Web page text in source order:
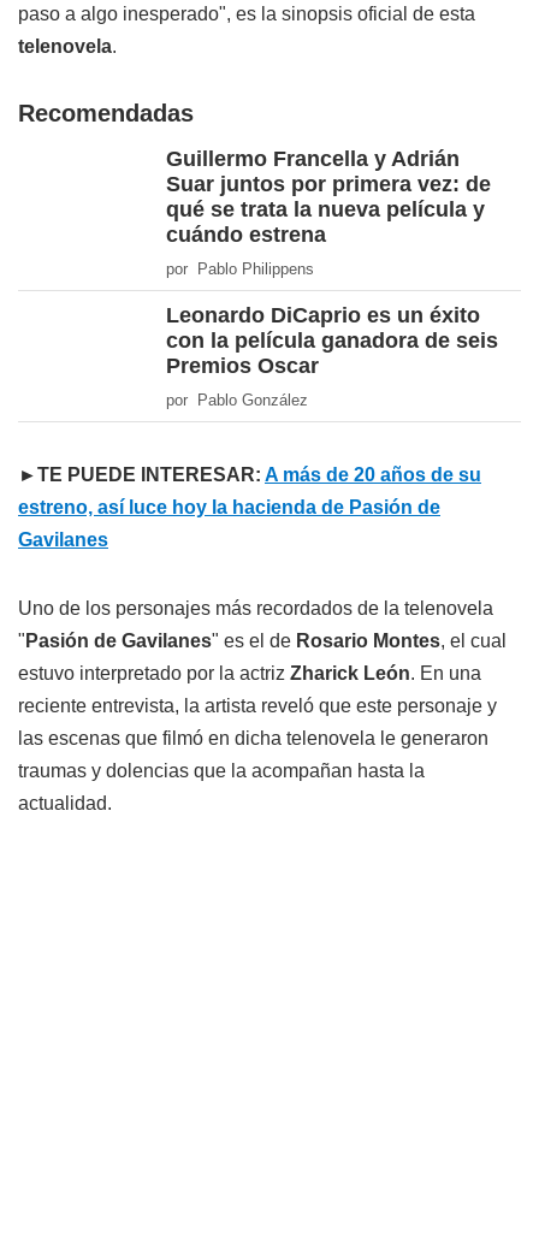
paso a algo inesperado", es la sinopsis oficial de esta
telenovela.
Recomendadas
Guillermo Francella y Adrián
Suar juntos por primera vez: de
qué se trata la nueva película y
cuándo estrena
por Pablo Philippens
Leonardo DiCaprio es un éxito
con la película ganadora de seis
Premios Oscar
por Pablo González
►TE PUEDE INTERESAR: A más de 20 años de su
estreno, así luce hoy la hacienda de Pasión de
Gavilanes
Uno de los personajes más recordados de la telenovela
" Pasión de Gavilanes" es el de Rosario Montes, el cual
estuvo interpretado por la actriz Zharick León. En una
reciente entrevista, la artista reveló que este personaje y
las escenas que filmó en dicha telenovela le generaron
traumas y dolencias que la acompañan hasta la
actualidad.